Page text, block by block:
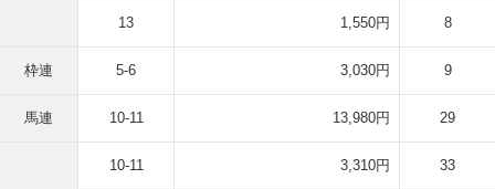
13 1,550円 8
枠連 5-6 3,030円 9
馬連 10-11 13,980円 29
10-11 3,310円 33